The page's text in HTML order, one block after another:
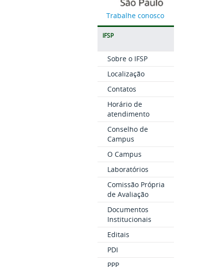
Trabalhe conosco
IFSP
Sobre o IFSP
Localização
Contatos
Horário de
atendimento
Conselho de
Campus
O Campus
Laboratórios
Comissão Própria
de Avaliação
Documentos
Institucionais
Editais
PDI
PPP